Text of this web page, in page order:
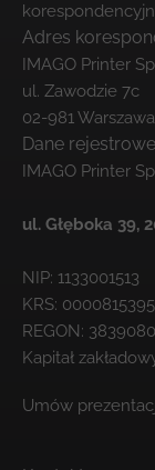
Adres
IMAGO Printer
ul. Zawodzie 7c
02-981 Warszawa
Dane rejestrowe
IMAGO Printer
ul. Głęboka 39,
NIP: 1133001513
KRS: 0000815395
REGON:
Kapitał
Umów